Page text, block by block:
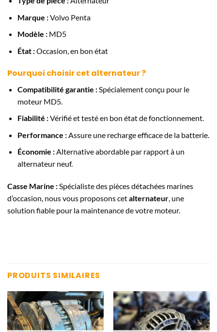
Marque :Volvo Penta
Modèle :MD5
État :Occasion, en bon état
Pourquoi choisir cet alternateur ?
Compatibilité garantie :Spécialement conçu pour le
moteur MD5.
Fiabilité :Vérifié et testé en bon état de fonctionnement.
Performance :Assure une recharge efficace de la batterie.
Économie :Alternative abordable par rapport à un
alternateur neuf.
Casse Marine :Spécialiste des pièces détachées marines
d’occasion, nous vous proposons cetalternateur, une
solution fiable pour la maintenance de votre moteur.
PRODUITS SIMILAIRES